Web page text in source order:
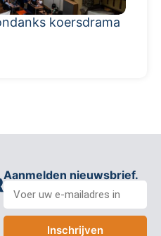
koersdrama
Aanmelden nieuwsbrief.
Inschrijven